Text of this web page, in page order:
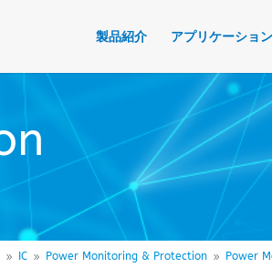
製品紹介 アプリケーション
9 IC 9 Power Monitoring & Protection 9 Power